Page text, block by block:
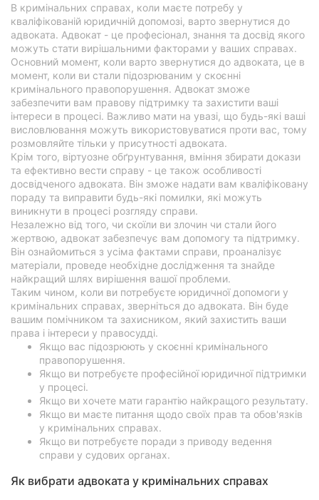
В кримінальних справах, коли маєте потребу у
кваліфікованій юридичній допомозі, варто звернутися до
адвоката. Адвокат - це професіонал, знання та досвід якого
можуть стати вирішальними факторами у ваших справах.
Основний момент, коли варто звернутися до адвоката, це в
момент, коли ви стали підозрюваним у скоєнні
кримінального правопорушення. Адвокат зможе
забезпечити вам правову підтримку та захистити ваші
інтереси в процесі. Важливо мати на увазі, що будь-які ваші
висловлювання можуть використовуватися проти вас, тому
розмовляйте тільки у присутності адвоката.
Крім того, віртуозне обґрунтування, вміння збирати докази
та ефективно вести справу - це також особливості
досвідченого адвоката. Він зможе надати вам кваліфіковану
пораду та виправити будь-які помилки, які можуть
виникнути в процесі розгляду справи.
Незалежно від того, чи скоїли ви злочин чи стали його
жертвою, адвокат забезпечує вам допомогу та підтримку.
Він ознайомиться з усіма фактами справи, проаналізує
матеріали, проведе необхідне дослідження та знайде
найкращий шлях вирішення вашої проблеми.
Таким чином, коли ви потребуєте юридичної допомоги у
кримінальних справах, зверніться до адвоката. Він буде
вашим помічником та захисником, який захистить ваши
права і інтереси у правосудді.
Якщо вас підозрюють у скоєнні кримінального
правопорушення.
Якщо ви потребуєте професійної юридичної підтримки
у процесі.
Якщо ви хочете мати гарантію найкращого результату.
Якщо ви маєте питання щодо своїх прав та обов'язків
у кримінальних справах.
Якщо ви потребуєте поради з приводу ведення
справи у судових органах.
Як вибрати адвоката у кримінальних справах